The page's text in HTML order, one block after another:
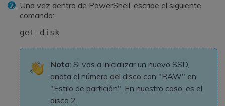
Una vez dentro de PowerShell, escribe el siguiente
comando:
get-disk
Nota: Si vas a inicializar un nuevo SSD,
anota el número del disco con "RAW" en
"Estilo de partición". En nuestro caso, es el
disco 2.